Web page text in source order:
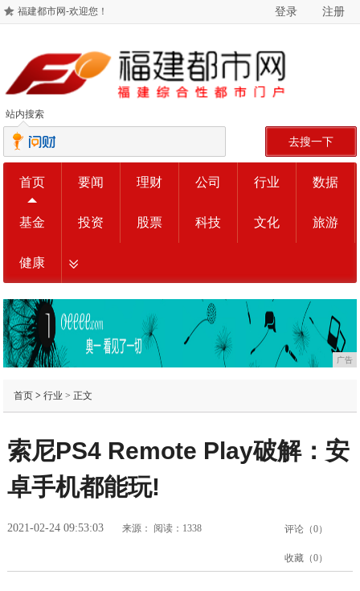
福建都市网-欢迎您！ 登录 注册
站内搜索
去搜一下
首页 要闻 理财 公司 行业 数据
基金 投资 股票 科技 文化 旅游
健康
广告
首页> 行业 > 正文
索尼PS4 Remote Play破解：安
卓手机都能玩!
2021-02-24 09:53:03 来源： 阅读：1338 评论（0）
收藏（0）